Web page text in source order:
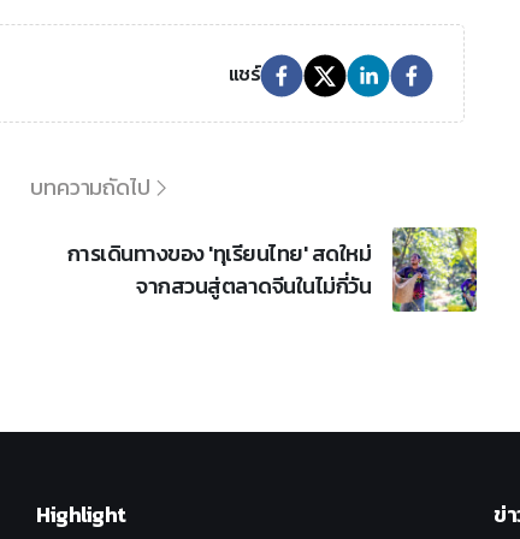
แชร์
บทความถัดไป
การเดินทางของ 'ทุเรียนไทย' สดใหม่
จากสวนสู่ตลาดจีนในไม่กี่วัน
Highlight ข่